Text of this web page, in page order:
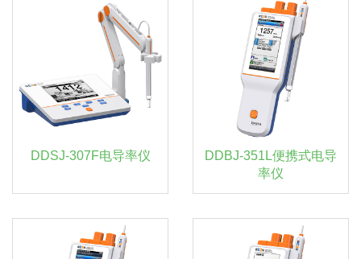
DDSJ-307F电导率仪
DDBJ-351L便携式电导
率仪